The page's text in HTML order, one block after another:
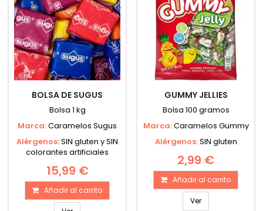
BOLSA DE SUGUS
Bolsa 1 kg
Marca:Caramelos Sugus
Alérgenos:SIN gluten y SIN
colorantes artificiales
15,99 €
Añadir al carrito
GUMMY JELLIES
Bolsa 100 gramos
Marca:Caramelos Gummy
Alérgenos:SIN gluten
2,99 €
Añadir al carrito
Ver